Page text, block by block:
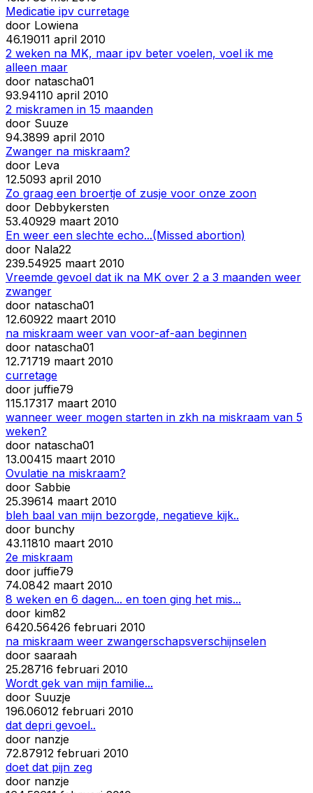
Medicatie ipv curretage
door Lowiena
46.19011 april 2010
2 weken na MK, maar ipv beter voelen, voel ik me
alleen maar
door natascha01
93.94110 april 2010
2 miskramen in 15 maanden
door Suuze
94.3899 april 2010
Zwanger na miskraam?
door Leva
12.5093 april 2010
Zo graag een broertje of zusje voor onze zoon
door Debbykersten
53.40929 maart 2010
En weer een slechte echo...(Missed abortion)
door Nala22
239.54925 maart 2010
Vreemde gevoel dat ik na MK over 2 a 3 maanden weer
zwanger
door natascha01
12.60922 maart 2010
na miskraam weer van voor-af-aan beginnen
door natascha01
12.71719 maart 2010
curretage
door juffie79
115.17317 maart 2010
wanneer weer mogen starten in zkh na miskraam van 5
weken?
door natascha01
13.00415 maart 2010
Ovulatie na miskraam?
door Sabbie
25.39614 maart 2010
bleh baal van mijn bezorgde, negatieve kijk..
door bunchy
43.11810 maart 2010
2e miskraam
door juffie79
74.0842 maart 2010
8 weken en 6 dagen... en toen ging het mis...
door kim82
6420.56426 februari 2010
na miskraam weer zwangerschapsverschijnselen
door saaraah
25.28716 februari 2010
Wordt gek van mijn familie...
door Suuzje
196.06012 februari 2010
dat depri gevoel..
door nanzje
72.87912 februari 2010
doet dat pijn zeg
door nanzje